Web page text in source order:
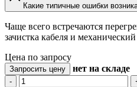
Какие типичные ошибки
Чаще всего встречаются
зачистка кабеля и
Цена по запросу
Запросить цену нет на складе
-